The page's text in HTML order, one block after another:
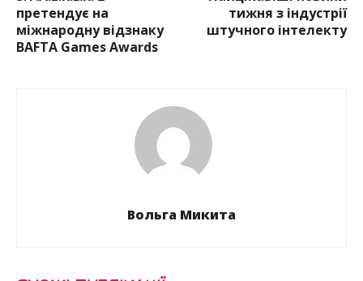
претендує на
міжнародну відзнаку
BAFTA Games Awards
тижня з індустрії
штучного інтелекту
Вольга Микита